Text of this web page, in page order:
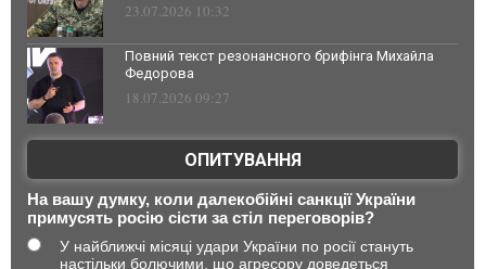
23.07.2026 10:32
Повний текст резонансного брифінга Михайла
Федорова
18.07.2026 09:27
ОПИТУВАННЯ
На вашу думку, коли далекобійні санкції України
примусять росію сісти за стіл переговорів?
У найближчі місяці удари України по росії стануть
настільки болючими, що агресору доведеться